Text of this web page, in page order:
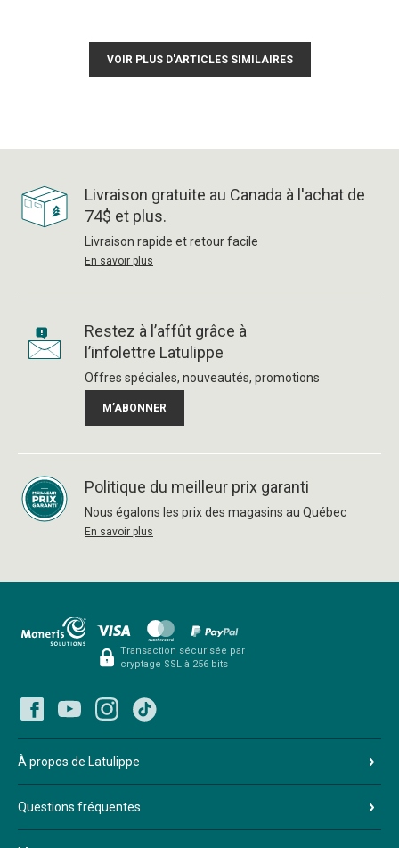
VOIR PLUS D'ARTICLES SIMILAIRES
Livraison gratuite au Canada à l'achat de
74$ et plus.
Livraison rapide et retour facile
En savoir plus
Restez à l’affût grâce à
l’infolettre Latulippe
Offres spéciales, nouveautés, promotions
M’ABONNER
Politique du meilleur prix garanti
Nous égalons les prix des magasins au Québec
En savoir plus
Transaction sécurisée par
cryptage SSL à 256 bits
À propos de Latulippe
Questions fréquentes